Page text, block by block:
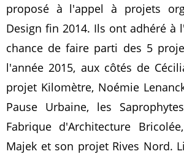
proposé à l'appel à projets
Design fin 2014. Ils ont adhéré à
chance de faire parti des 5
l'année 2015, aux côtés de
projet Kilomètre, Noémie
Pause Urbaine, les
Fabrique d'Architecture
Majek et son projet Rives Nord.